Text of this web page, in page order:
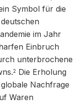
Symbol für die
im Jahr
Einbruch
unterbrochene
2 Die Erholung
Nachfrage
Waren